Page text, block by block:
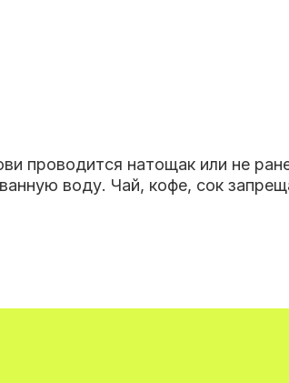
проводится натощак или не
воду. Чай, кофе, сок